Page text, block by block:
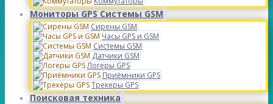
Мониторы GPS Системы GSM
Сирены GSM
Часы GPS и GSM
Системы GSM
Датчики GSM
Логеры GPS
Приёмники GPS
Трекеры GPS
Поисковая техника